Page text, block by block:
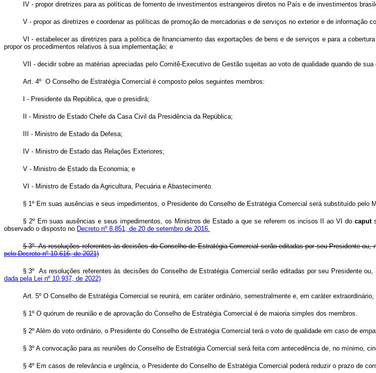
IV - propor diretrizes para as políticas de fomento de investimentos estrangeiros diretos no País e de investimentos
V - propor as diretrizes e coordenar as políticas de promoção de mercadorias e de serviços no exterior e de informação
VI - estabelecer as diretrizes para a política de financiamento das exportações de bens e de serviços e para a
propor os procedimentos relativos à sua implementação; e
VII - decidir sobre as matérias apreciadas pelo Comitê-Executivo de Gestão sujeitas ao voto de qualidade quando de sua
Art. 4º O Conselho de Estratégia Comercial é composto pelos seguintes membros:
I - Presidente da República, que o presidirá;
II - Ministro de Estado Chefe da Casa Civil da Presidência da República;
III - Ministro de Estado da Defesa;
IV - Ministro de Estado das Relações Exteriores;
V - Ministro de Estado da Economia; e
VI - Ministro de Estado da Agricultura, Pecuária e Abastecimento.
§ 1º Em suas ausências e seus impedimentos, o Presidente do Conselho de Estratégia Comercial será substituído pelo
§ 2º Em suas ausências e seus impedimentos, os Ministros de Estado a que se referem os incisos II ao VI do caput
observado o disposto no Decreto nº 8.851, de 20 de setembro de 2016.
§ 3º Asresoluções referentes às decisões do Conselho de Estratégia Comercial serão editadas por seu
pelo Decreto nº 10.616, de 2021)
§ 3º As resoluções referentes às decisões do Conselho de Estratégia Comercial serão editadas por seu Presidente
dada pela Lei nº 10.937, de 2022)
Art. 5º O Conselho de Estratégia Comercial se reunirá, em caráter ordinário, semestralmente e, em caráter
§ 1º O quórum de reunião e de aprovação do Conselho de Estratégia Comercial é de maioria simples dos membros.
§ 2º Além do voto ordinário, o Presidente do Conselho de Estratégia Comercial terá o voto de qualidade em caso de
§ 3º A convocação para as reuniões do Conselho de Estratégia Comercial será feita com antecedência de, no mínimo,
§ 4º Em casos de relevância e urgência, o Presidente do Conselho de Estratégia Comercial poderá reduzir o prazo de